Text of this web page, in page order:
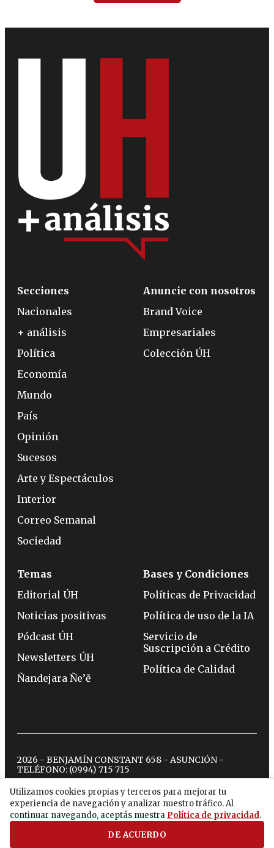
Utilizamos cookies propias y terceros para mejorar tu
experiencia de navegación y analizar nuestro tráfico. Al
continuar navegando, aceptás nuestra Política de privacidad.
DE ACUERDO
Secciones
Nacionales
+ análisis
Política
Economía
Mundo
País
Opinión
Sucesos
Arte y Espectáculos
Interior
Correo Semanal
Sociedad
Anuncie con nosotros
Brand Voice
Empresariales
Colección ÚH
Temas
Editorial ÚH
Noticias positivas
Pódcast ÚH
Newsletters ÚH
Ñandejara Ñe’ẽ
Bases y Condiciones
Políticas de Privacidad
Política de uso de la IA
Servicio de
Suscripción a Crédito
Política de Calidad
2026 - BENJAMÍN CONSTANT 658 - ASUNCIÓN -
TELÉFONO: (0994) 715 715
twitterinstagram
facebook
tiktokyoutubespotify